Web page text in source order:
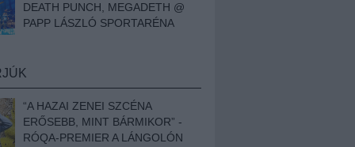
DEATH PUNCH, MEGADETH @
PAPP LÁSZLÓ SPORTARÉNA
“A HAZAI ZENEI SZCÉNA
ERŐSEBB, MINT BÁRMIKOR” -
RÓQA-PREMIER A LÁNGOLÓN